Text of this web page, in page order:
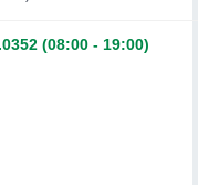
mở ra một
đỏ hy vọng và nụ
(08:00 - 19:00)